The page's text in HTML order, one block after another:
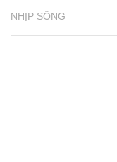
NHỊP SỐNG